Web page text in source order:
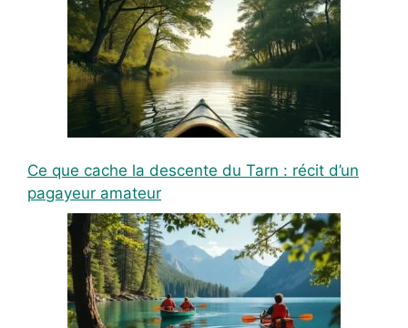
Ce que cache la descente du Tarn : récit d’un
pagayeur amateur